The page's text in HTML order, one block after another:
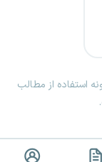
استفاده از مطالب